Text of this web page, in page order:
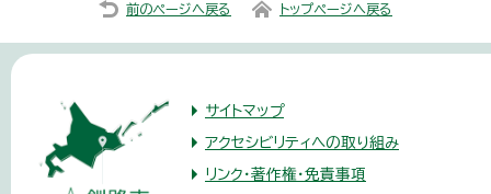
前のページへ戻る トップページへ戻る
サイトマップ
アクセシビリティへの取り組み
リンク・著作権・免責事項